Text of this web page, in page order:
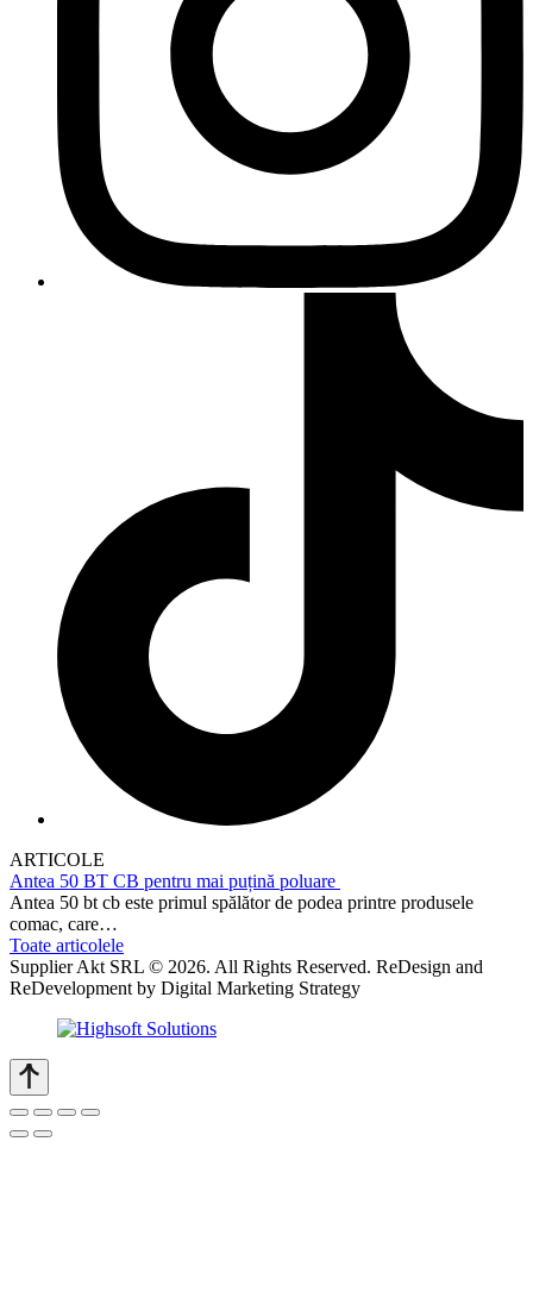
ARTICOLE
Antea 50 BT CB pentru mai puțină poluare
Antea 50 bt cb este primul spălător de podea printre produsele
comac, care…
Toate articolele
Supplier Akt SRL © 2026. All Rights Reserved. ReDesign and
ReDevelopment by Digital Marketing Strategy